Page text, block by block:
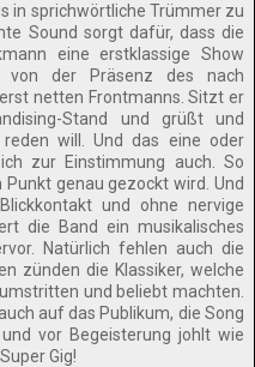
in sprichwörtliche Trümmer zu
Sound sorgt dafür, dass die
eine erstklassige Show
von der Präsenz des nach
netten Frontmanns. Sitzt er
Stand und grüßt und
will. Und das eine oder
zur Einstimmung auch. So
genau gezockt wird. Und
und ohne nervige
die Band ein musikalisches
Natürlich fehlen auch die
zünden die Klassiker, welche
und beliebt machten.
auf das Publikum, die Song
vor Begeisterung johlt wie
Gig!